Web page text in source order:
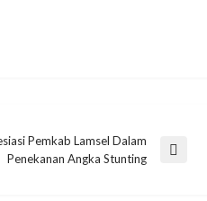
Pemkab Lamsel Dalam
Penekanan Angka Stunting